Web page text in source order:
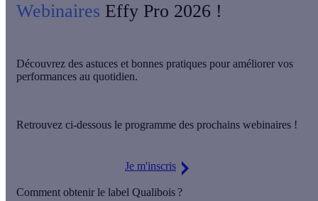
Webinaires Effy Pro 2026 !
Découvrez des astuces et bonnes pratiques pour améliorer vos
performances au quotidien.
Retrouvez ci-dessous le programme des prochains webinaires !
Je m'inscris
Comment obtenir le label Qualibois ?